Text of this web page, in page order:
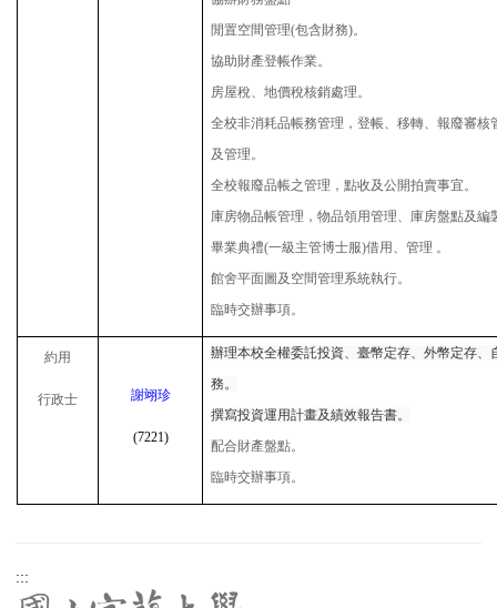
閒置空間管理(包含財務)。
協助財產登帳作業。
房屋稅、地價稅核銷處理。
全校非消耗品帳務管理，登帳、移轉、報廢審核
及管理。
全校報廢品帳之管理，點收及公開拍賣事宜。
庫房物品帳管理，物品領用管理、庫房盤點及編
畢業典禮(一級主管博士服)借用、管理 。
館舍平面圖及空間管理系統執行。
臨時交辦事項。
約用
行政士 謝翊珍
(7221)
辦理本校全權委託投資、臺幣定存、外幣定存、
務。
撰寫投資運用計畫及績效報告書。
配合財產盤點。
臨時交辦事項。
:::